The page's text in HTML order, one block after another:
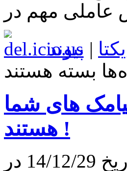
| پیوند
برای
NSA
ها
قبل
های
سونی
بسته هستند
های شما
هستند !
در